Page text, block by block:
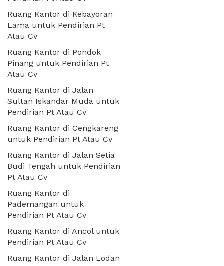
Ruang Kantor di Kebayoran
Lama untuk Pendirian Pt
Atau Cv
Ruang Kantor di Pondok
Pinang untuk Pendirian Pt
Atau Cv
Ruang Kantor di Jalan
Sultan Iskandar Muda untuk
Pendirian Pt Atau Cv
Ruang Kantor di Cengkareng
untuk Pendirian Pt Atau Cv
Ruang Kantor di Jalan Setia
Budi Tengah untuk Pendirian
Pt Atau Cv
Ruang Kantor di
Pademangan untuk
Pendirian Pt Atau Cv
Ruang Kantor di Ancol untuk
Pendirian Pt Atau Cv
Ruang Kantor di Jalan Lodan